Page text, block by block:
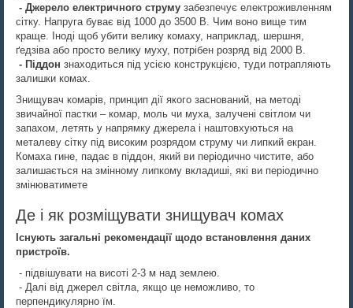
- Джерело електричного струму забезпечує електроживленням
сітку. Напруга буває від 1000 до 3500 В. Чим воно вище тим
краще. Іноді щоб убити велику комаху, наприклад, шершня,
ґедзіва або просто велику муху, потрібен розряд від 2000 В.
- Піддон знаходиться під усією конструкцією, туди потрапляють
залишки комах.
Знищувач комарів, принцип дії якого заснований, на методі
звичайної пастки – комар, моль чи муха, залучені світлом чи
запахом, летять у напрямку джерела і наштовхуються на
металеву сітку під високим розрядом струму чи липкий екран.
Комаха гине, падає в піддон, який ви періодично чистите, або
залишається на змінному липкому вкладиші, які ви періодично
змінюватимете
Де і як розміщувати знищувач комах
Існують загальні рекомендації щодо встановлення даних
пристроїв.
- підвішувати на висоті 2-3 м над землею.
- Далі від джерел світла, якщо це неможливо, то
перпендикулярно їм.